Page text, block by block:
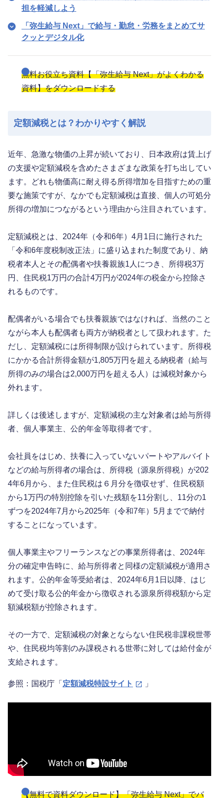
担を軽減しよう
「弥生給与 Next」で給与・勤怠・労務をまとめてサ
クッとデジタル化
無料お役立ち資料【「弥生給与 Next」がよくわかる
資料】をダウンロードする
定額減税とは？わかりやすく解説
近年、急激な物価の上昇が続いており、日本政府は賃上げ
の支援や定額減税を含めたさまざまな政策を打ち出してい
ます。どれも物価高に耐え得る所得増加を目指すための重
要な施策ですが、なかでも定額減税は直接、個人の可処分
所得の増加につながるという理由から注目されています。
定額減税とは、2024年（令和6年）4月1日に施行された
「令和6年度税制改正法」に盛り込まれた制度であり、納
税者本人とその配偶者や扶養親族1人につき、所得税3万
円、住民税1万円の合計4万円が2024年の税金から控除さ
れるものです。
配偶者がいる場合でも扶養親族ではなければ、当然のこと
ながら本人も配偶者も両方が納税者として扱われます。た
だし、定額減税には所得制限が設けられています。所得税
にかかる合計所得金額が1,805万円を超える納税者（給与
所得のみの場合は2,000万円を超える人）は減税対象から
外れます。
詳しくは後述しますが、定額減税の主な対象者は給与所得
者、個人事業主、公的年金等取得者です。
会社員をはじめ、扶養に入っていないパートやアルバイト
などの給与所得者の場合は、所得税（源泉所得税）が202
4年6月から、また住民税は６月分を徴収せず、住民税額
から1万円の特別控除を引いた残額を11分割し、11分の1
ずつを2024年7月から2025年（令和7年）5月までで納付
することになっています。
個人事業主やフリーランスなどの事業所得者は、2024年
分の確定申告時に、給与所得者と同様の定額減税が適用さ
れます。公的年金等受給者は、2024年6月1日以降、はじ
めて受け取る公的年金から徴収される源泉所得税額から定
額減税額が控除されます。
その一方で、定額減税の対象とならない住民税非課税世帯
や、住民税均等割のみ課税される世帯に対しては給付金が
支給されます。
参照：国税庁「 定額減税特設サイト 」
【無料で資料ダウンロード】「弥生給与 Next」でバ